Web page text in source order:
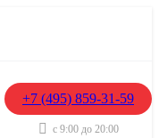
+7 (495) 859-31-59
с 9:00 до 20:00